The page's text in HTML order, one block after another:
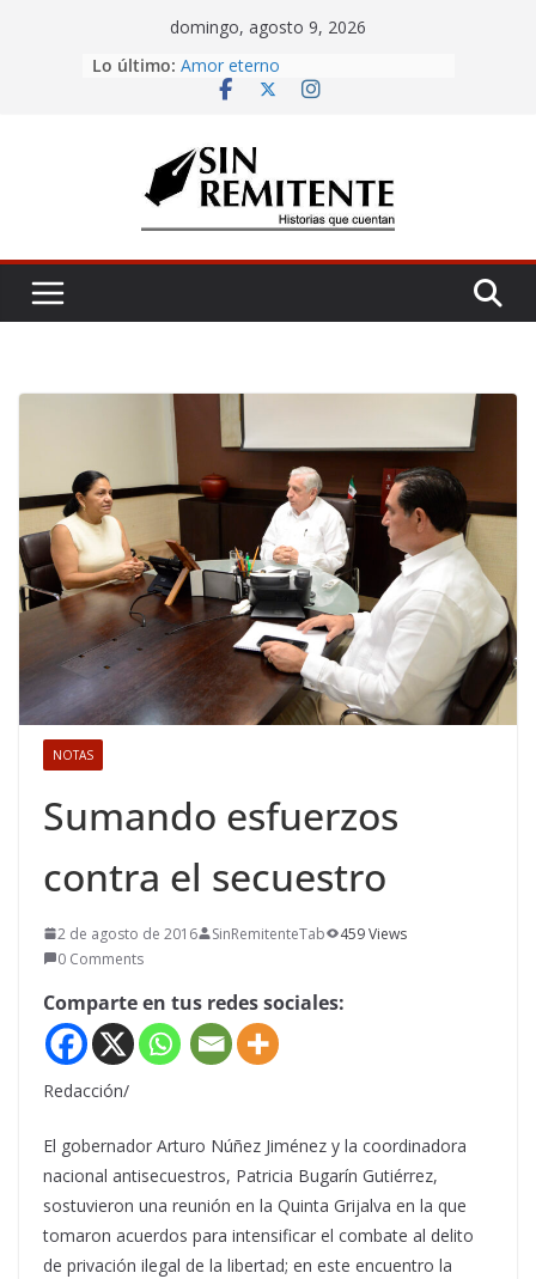
domingo, agosto 9, 2026
Lo último: Misa de 12
Amor eterno
Rosetta
La Carta
NOTAS
Sumando esfuerzos
contra el secuestro
2 de agosto de 2016 SinRemitenteTab
459 Views
0 Comments
Comparte en tus redes sociales:
Redacción/
El gobernador Arturo Núñez Jiménez y la coordinadora
nacional antisecuestros, Patricia Bugarín Gutiérrez,
sostuvieron una reunión en la Quinta Grijalva en la que
tomaron acuerdos para intensificar el combate al delito
de privación ilegal de la libertad; en este encuentro la